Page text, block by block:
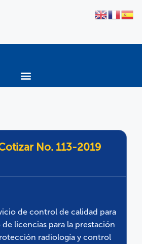
No. 113-2019
de control de calidad para
licencias para la prestación
radiología y control